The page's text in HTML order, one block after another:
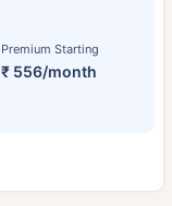
Premium Starting
₹ 556/month